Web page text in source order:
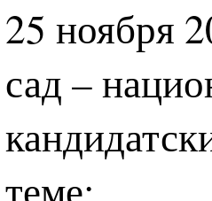
25 ноября
сад –
теме: